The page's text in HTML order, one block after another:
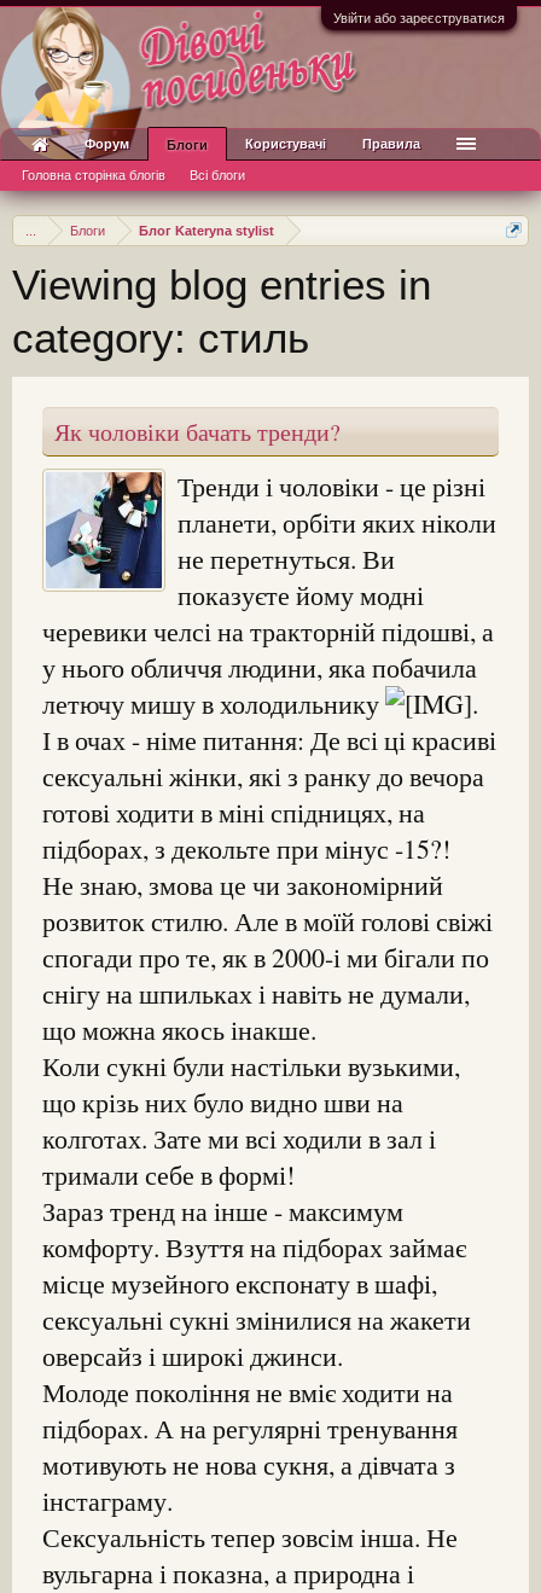
Увійти або зареєструватися
Блоги Блог Kateryna stylist
Viewing blog entries in
category: стиль
Як чоловіки бачать тренди?
Тренди і чоловіки - це різні
планети, орбіти яких ніколи
не перетнуться. Ви
показуєте йому модні
черевики челсі на тракторній підошві, а
у нього обличчя людини, яка побачила
летючу мишу в холодильнику
.
І в очах - німе питання: Де всі ці красиві
сексуальні жінки, які з ранку до вечора
готові ходити в міні спідницях, на
підборах, з декольте при мінус -15?!
Не знаю, змова це чи закономірний
розвиток стилю. Але в моїй голові свіжі
спогади про те, як в 2000-і ми бігали по
снігу на шпильках і навіть не думали,
що можна якось інакше.
Коли сукні були настільки вузькими,
що крізь них було видно шви на
колготах. Зате ми всі ходили в зал і
тримали себе в формі!
Зараз тренд на інше - максимум
комфорту. Взуття на підборах займає
місце музейного експонату в шафі,
сексуальні сукні змінилися на жакети
оверсайз і широкі джинси.
Молоде покоління не вміє ходити на
підборах. А на регулярні тренування
мотивують не нова сукня, а дівчата з
інстаграму.
Сексуальність тепер зовсім інша. Не
вульгарна і показна, а природна і
Форум Блоги
Головна сторінка блогів Всі блоги
Користувачі Правила